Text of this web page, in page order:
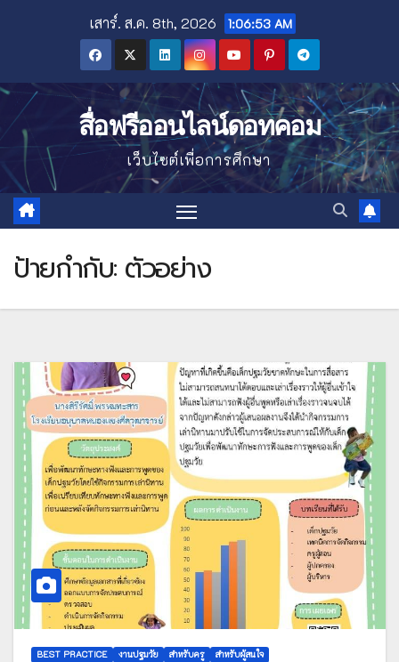
เสาร์. ส.ค. 8th, 2026 1:06:54 AM
สื่อฟรีออนไลน์ดอทคอม
เว็บไซต์เพื่อการศึกษา
ป้ายกำกับ: ตัวอย่าง
BEST PRACTICE งานปฐมวัย สำหรับครู สำหรับผู้สนใจ